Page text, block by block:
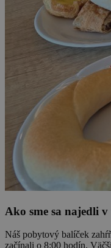
Ako sme sa najedli
Náš pobytový balíček
začínali o 8:00 hodín.